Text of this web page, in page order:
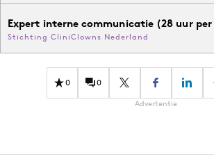
Expert interne communicatie (28 uur per
Stichting CliniClowns Nederland
0 0
Advertentie